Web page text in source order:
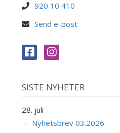
920 10 410
Send e-post
SISTE NYHETER
28. juli
Nyhetsbrev 03.2026